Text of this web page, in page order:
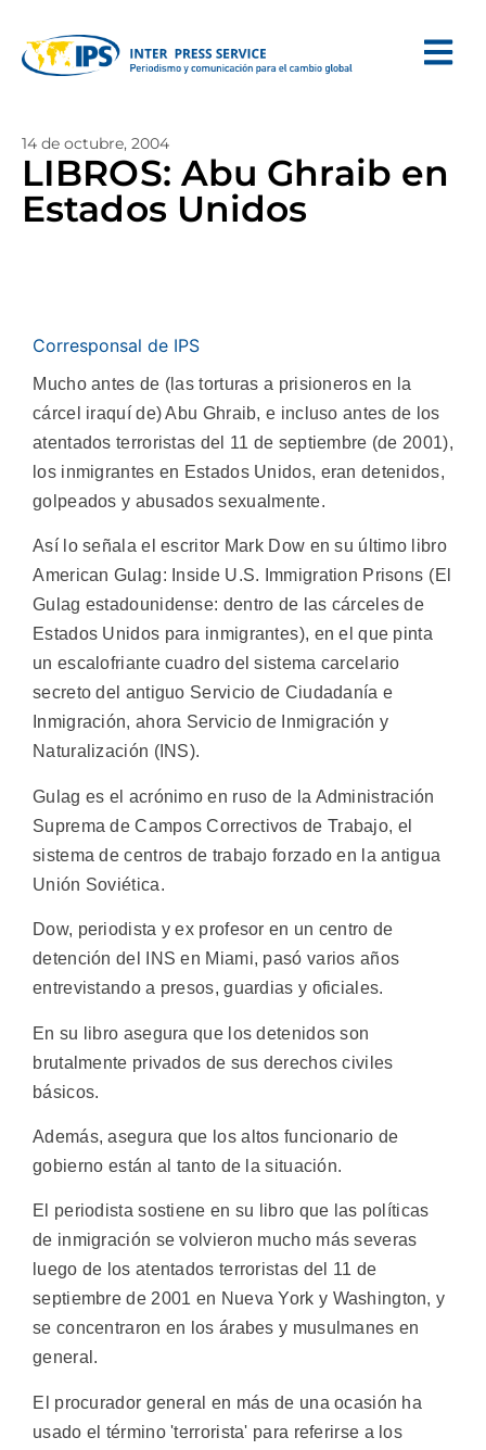
14 de octubre, 2004
LIBROS: Abu Ghraib en
Estados Unidos
Corresponsal de IPS
Mucho antes de (las torturas a prisioneros en la
cárcel iraquí de) Abu Ghraib, e incluso antes de los
atentados terroristas del 11 de septiembre (de 2001),
los inmigrantes en Estados Unidos, eran detenidos,
golpeados y abusados sexualmente.
Así lo señala el escritor Mark Dow en su último libro
American Gulag: Inside U.S. Immigration Prisons (El
Gulag estadounidense: dentro de las cárceles de
Estados Unidos para inmigrantes), en el que pinta
un escalofriante cuadro del sistema carcelario
secreto del antiguo Servicio de Ciudadanía e
Inmigración, ahora Servicio de Inmigración y
Naturalización (INS).
Gulag es el acrónimo en ruso de la Administración
Suprema de Campos Correctivos de Trabajo, el
sistema de centros de trabajo forzado en la antigua
Unión Soviética.
Dow, periodista y ex profesor en un centro de
detención del INS en Miami, pasó varios años
entrevistando a presos, guardias y oficiales.
En su libro asegura que los detenidos son
brutalmente privados de sus derechos civiles
básicos.
Además, asegura que los altos funcionario de
gobierno están al tanto de la situación.
El periodista sostiene en su libro que las políticas
de inmigración se volvieron mucho más severas
luego de los atentados terroristas del 11 de
septiembre de 2001 en Nueva York y Washington, y
se concentraron en los árabes y musulmanes en
general.
El procurador general en más de una ocasión ha
usado el término 'terrorista' para referirse a los